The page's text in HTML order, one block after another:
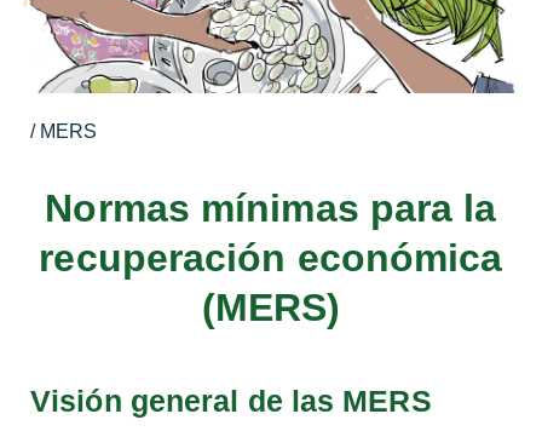
/ MERS
Normas mínimas para la
recuperación económica
(MERS)
Visión general de las MERS